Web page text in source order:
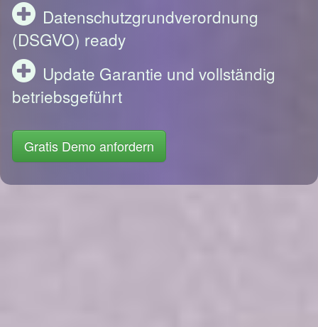
Datenschutzgrundverordnung
(DSGVO) ready
Update Garantie und vollständig
betriebsgeführt
Gratis Demo anfordern